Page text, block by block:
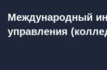
Международный
управления